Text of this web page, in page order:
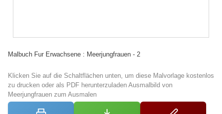
Malbuch Fur Erwachsene : Meerjungfrauen - 2
Klicken Sie auf die Schaltflächen unten, um diese Malvorlage kostenlos
zu drucken oder als PDF herunterzuladen Ausmalbild von
Meerjungfrauen zum Ausmalen